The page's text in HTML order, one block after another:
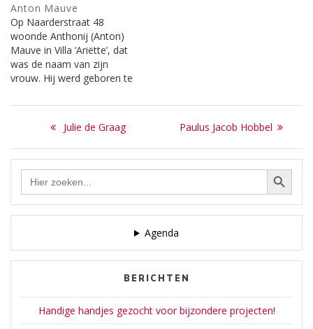
| RKD en onderstaande
berichten op deze site.
Anton Mauve
Op Naarderstraat 48
woonde Anthonij (Anton)
Mauve in Villa ‘Ariëtte’, dat
was de naam van zijn
vrouw. Hij werd geboren te
1838. Mauve is bekend
geworden van zijn
heidelandschappen met
schapen, die hij in de
natuur schilderde. Mauve
overleed te Arnhem op 5
februari 1888. Naar…
Bericht
navigatie
Previous
Julie de Graag
Next
Paulus Jacob Hobbel
Zoek Zoekknop
Agenda
BERICHTEN
Handige handjes gezocht voor bijzondere projecten!